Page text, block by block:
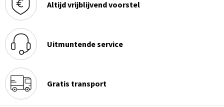
Altijd vrijblijvend voorstel
Uitmuntende service
Gratis transport